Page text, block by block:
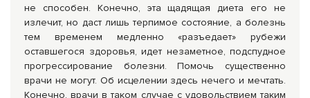
не способен. Конечно, эта щадящая диета его не
излечит, но даст лишь терпимое состояние, а болезнь
тем временем медленно «разъедает» рубежи
оставшегося здоровья, идет незаметное, подспудное
прогрессирование болезни. Помочь существенно
врачи не могут. Об исцелении здесь нечего и мечтать.
Конечно, врачи в таком случае с удовольствием таким